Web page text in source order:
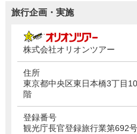
旅行企画・実施
株式会社オリオンツアー
住所
東京都中央区東日本橋3丁目
階
登録番号
観光庁長官登録旅行業第692号